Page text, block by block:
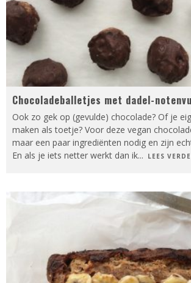
Chocoladeballetjes met dadel-
Ook zo gek op (gevulde) chocolade? Of je
maken als toetje? Voor deze vegan
maar een paar ingrediënten nodig en zijn
En als je iets netter werkt dan ik... LEES